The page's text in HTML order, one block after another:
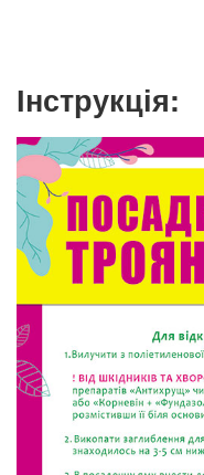
Інструкція: